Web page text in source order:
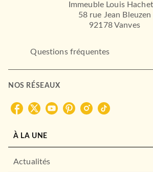
Immeuble Louis
58 rue Jean Bleuzen
92178 Vanves
Questions fréquentes
NOS RÉSEAUX
À LA UNE
Actualités